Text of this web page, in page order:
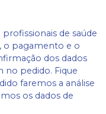
profissionais de saúde
o pagamento e o
dos dados
no pedido. Fique
faremos a análise
os dados de